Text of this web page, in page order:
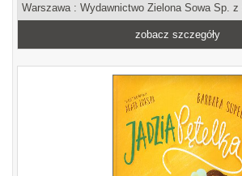
Warszawa : Wydawnictwo Zielona Sowa Sp. z
zobacz szczegóły